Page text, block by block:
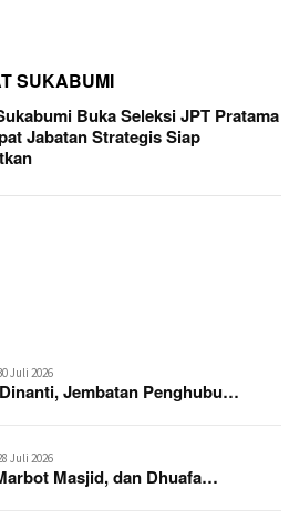
SUKABUMI
Buka Seleksi JPT Pratama
Jabatan Strategis Siap
Juli 2026
Jembatan Penghubu…
Juli 2026
Masjid, dan Dhuafa…